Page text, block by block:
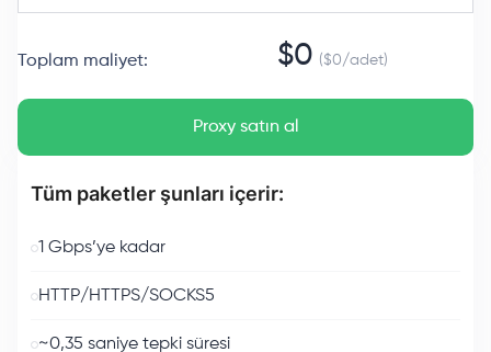
Toplam maliyet: $0 ($0/adet)
Proxy satın al
Tüm paketler şunları içerir:
1 Gbps’ye kadar
HTTP/HTTPS/SOCKS5
~0,35 saniye tepki süresi